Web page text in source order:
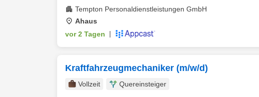
Tempton Personaldienstleistungen GmbH
Ahaus
vor 2 Tagen
Kraftfahrzeugmechaniker (m/w/d)
Vollzeit
Quereinsteiger